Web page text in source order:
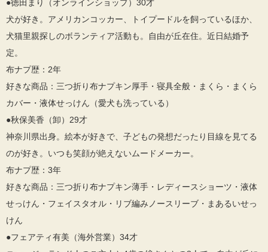
●徳田まり（オンラインショップ）30才
犬が好き。アメリカンコッカー、トイプードルを飼っているほか、
犬猫里親探しのボランティア活動も。自由が丘在住。近日結婚予
定。
布ナプ歴：2年
好きな商品：三つ折り布ナプキン厚手・寝具全般・まくら・まくら
カバー・液体せっけん（愛犬も洗っている）
●秋保美香（卸）29才
神奈川県出身。絵本が好きで、子どもの発想だったり目線を見てる
のが好き。いつも笑顔が絶えないムードメーカー。
布ナプ歴：3年
好きな商品：三つ折り布ナプキン薄手・レディースショーツ・液体
せっけん・フェイスタオル・リブ編みノースリーブ・まあるいせっ
けん
●フェアティ有美（海外営業）34才